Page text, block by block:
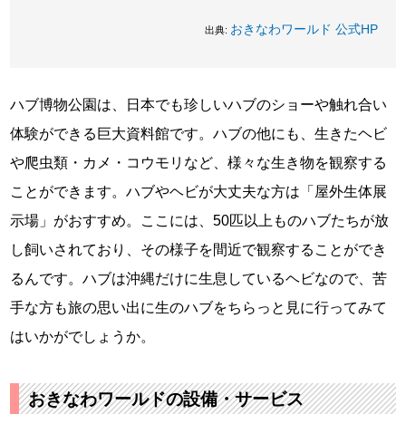
出典: おきなわワールド 公式HP
ハブ博物公園は、日本でも珍しいハブのショーや触れ合い
体験ができる巨大資料館です。ハブの他にも、生きたヘビ
や爬虫類・カメ・コウモリなど、様々な生き物を観察する
ことができます。ハブやヘビが大丈夫な方は「屋外生体展
示場」がおすすめ。ここには、50匹以上ものハブたちが放
し飼いされており、その様子を間近で観察することができ
るんです。ハブは沖縄だけに生息しているヘビなので、苦
手な方も旅の思い出に生のハブをちらっと見に行ってみて
はいかがでしょうか。
おきなわワールドの設備・サービス